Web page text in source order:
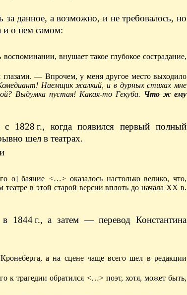
данное, а возможно, и не требовалось, но
и о нем самом:
внушает такое глубокое сострадание,
— Впрочем, у меня другое место выходило
Наемщик жалкий, и в дурных стихах мне
Выдумка пустая! Какая-то Гекуба. Что ж ему
1828 г., когда появился первый полный
шел в театрах.
о] баяние <…> оказалось настолько велико, что,
в этой старой версии вплоть до начала XX в.
1844 г., а затем — перевод Константина
а на сцене чаще всего шел в редакции
трагедии обратился <…> поэт, хотя, может быть,